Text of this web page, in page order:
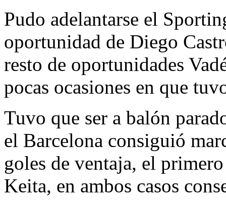
Pudo adelantarse el
oportunidad de Diego
resto de oportunidades
pocas ocasiones en que
Tuvo que ser a balón
el Barcelona consiguió
goles de ventaja, el
Keita, en ambos casos